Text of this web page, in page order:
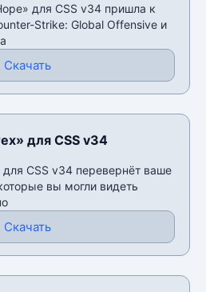
для CSS v34 пришла к
Strike: Global Offensive и
Скачать
для CSS v34
CSS v34 перевернёт ваше
вы могли видеть
Скачать